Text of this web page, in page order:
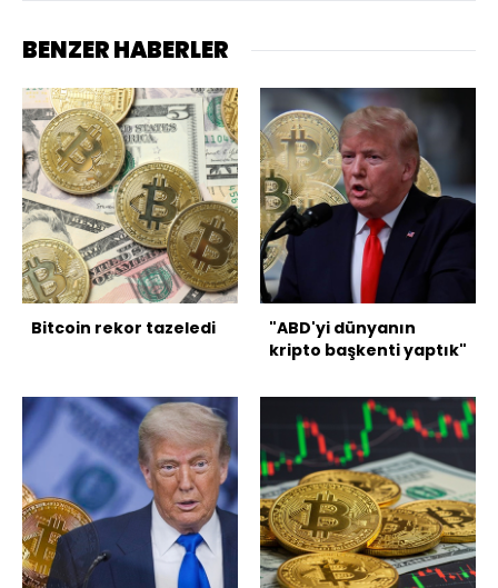
BENZER HABERLER
Bitcoin rekor tazeledi
"ABD'yi dünyanın
kripto başkenti yaptık"